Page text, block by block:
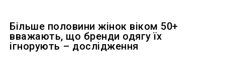
Більше половини жінок віком 50+
вважають, що бренди одягу їх
ігнорують – дослідження